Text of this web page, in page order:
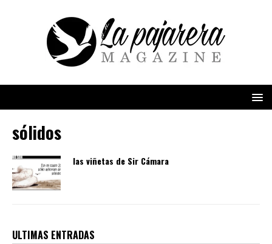
sólidos
las viñetas de Sir Cámara
ULTIMAS ENTRADAS